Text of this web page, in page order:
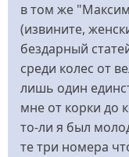
в том же
(извините,
бездарный
среди колес от
лишь один
мне от корки до
то-ли я был
те три номера